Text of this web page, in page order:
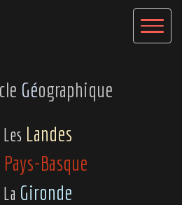
Géographique
Les Landes
Pays-Basque
La Gironde